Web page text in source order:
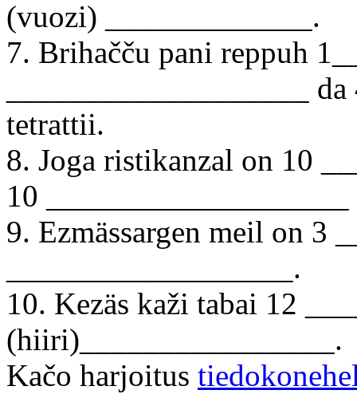
(vuozi) _____________.
7. Brihačču pani reppuh
___________________
tetrattii.
8. Joga ristikanzal on 10
10
9. Ezmässargen meil on 3
__________________.
10. Kezäs kaži tabai 12
(hiiri)________________.
Kačo harjoitus